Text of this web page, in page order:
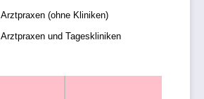
Arztpraxen (ohne Kliniken)
Arztpraxen und Tageskliniken